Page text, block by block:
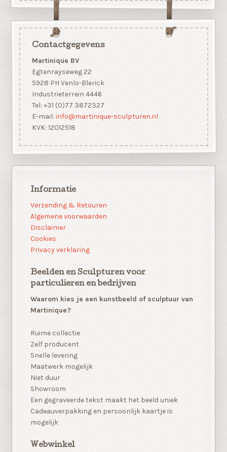
Contactgegevens
Martinique BV
Egtenrayseweg 22
5928 PH Venlo-Blerick
Industrieterrein 4446
Tel: +31 (0)77 3872327
E-mail: info@martinique-sculpturen.nl
KVK: 12012518
Informatie
Verzending & Retouren
Algemene voorwaarden
Disclaimer
Cookies
Privacy verklaring
Beelden en Sculpturen voor
particulieren en bedrijven
Waarom kies je een kunstbeeld of sculptuur van
Martinique?
Ruime collectie
Zelf producent
Snelle levering
Maatwerk mogelijk
Niet duur
Showroom
Een gegraveerde tekst maakt het beeld uniek
Cadeauverpakking en persoonlijk kaartje is
mogelijk
Webwinkel